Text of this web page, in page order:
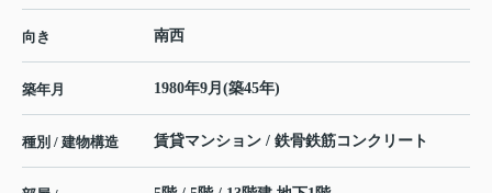
向き 南西
築年月 1980年9月(築45年)
種別 / 建物構造 賃貸マンション / 鉄骨鉄筋コンクリート